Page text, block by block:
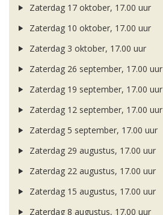
Zaterdag 17 oktober, 17.00 uur
Zaterdag 10 oktober, 17.00 uur
Zaterdag 3 oktober, 17.00 uur
Zaterdag 26 september, 17.00 uur
Zaterdag 19 september, 17.00 uur
Zaterdag 12 september, 17.00 uur
Zaterdag 5 september, 17.00 uur
Zaterdag 29 augustus, 17.00 uur
Zaterdag 22 augustus, 17.00 uur
Zaterdag 15 augustus, 17.00 uur
Zaterdag 8 augustus, 17.00 uur